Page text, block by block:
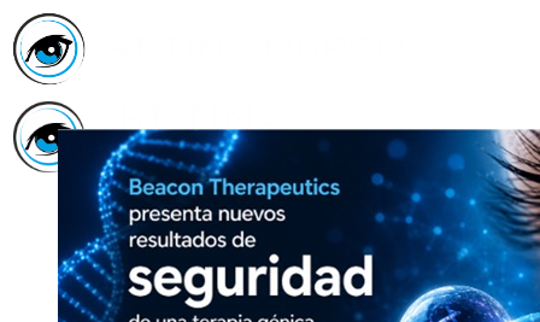
Inicio
Asociación